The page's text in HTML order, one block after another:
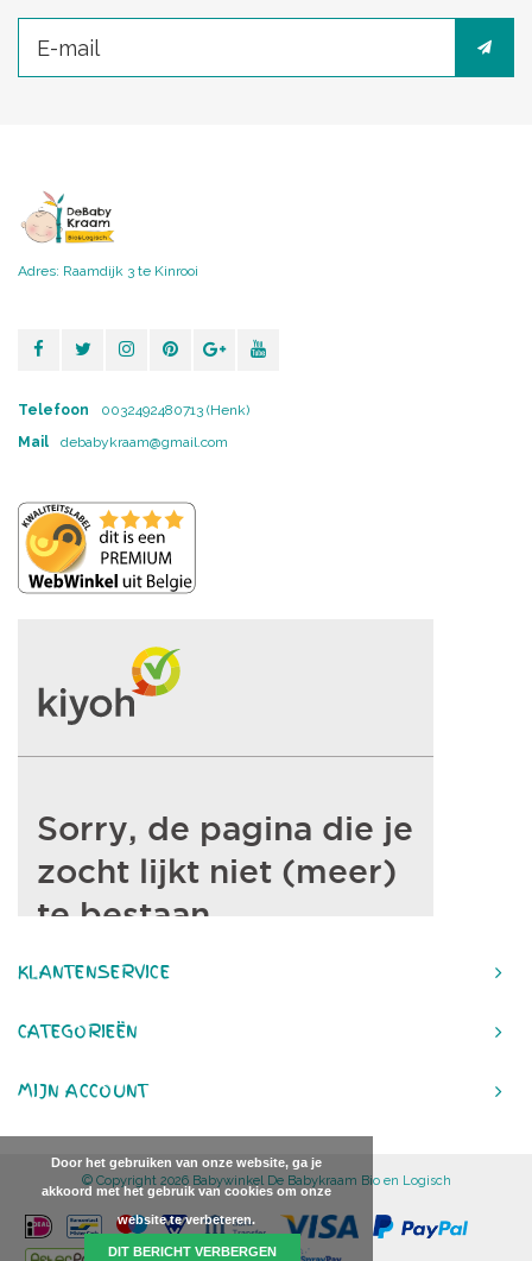
Adres: Raamdijk 3 te Kinrooi
Telefoon
0032492480713 (Henk)
Mail
debabykraam@gmail.com
KLANTENSERVICE
CATEGORIEËN
MIJN ACCOUNT
© Copyright 2026 Babywinkel De Babykraam Bio en Logisch
Door het gebruiken van onze website, ga je
akkoord met het gebruik van cookies om onze
website te verbeteren.
DIT BERICHT VERBERGEN